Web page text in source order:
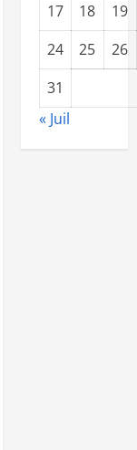
17
18
19
24
25
26
31
« Juil